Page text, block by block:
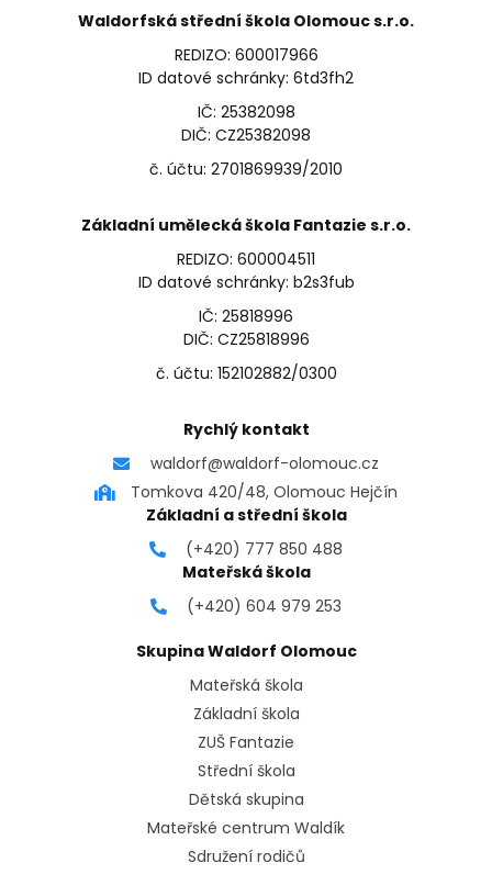
Waldorfská střední škola Olomouc s.r.o.
REDIZO: 600017966
ID datové schránky: 6td3fh2
IČ: 25382098
DIČ: CZ25382098
č. účtu: 2701869939/2010
Základní umělecká škola Fantazie s.r.o.
REDIZO: 600004511
ID datové schránky: b2s3fub
IČ: 25818996
DIČ: CZ25818996
č. účtu: 152102882/0300
Rychlý kontakt
waldorf@waldorf-olomouc.cz
Tomkova 420/48, Olomouc Hejčín
Základní a střední škola
(+420) 777 850 488
Mateřská škola
(+420) 604 979 253
Skupina Waldorf Olomouc
Mateřská škola
Základní škola
ZUŠ Fantazie
Střední škola
Dětská skupina
Mateřské centrum Waldík
Sdružení rodičů